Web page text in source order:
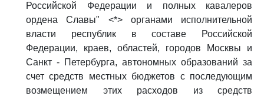
Российской Федерации и полных кавалеров
ордена Славы" <*> органами исполнительной
власти республик в составе Российской
Федерации, краев, областей, городов Москвы и
Санкт - Петербурга, автономных образований за
счет средств местных бюджетов с последующим
возмещением этих расходов из средств